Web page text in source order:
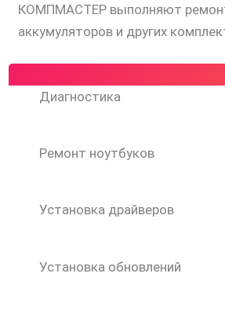
КОМПМАСТЕР выполняют ремонт
аккумуляторов и других
Диагностика
Ремонт ноутбуков
Установка драйверов
Установка обновлений